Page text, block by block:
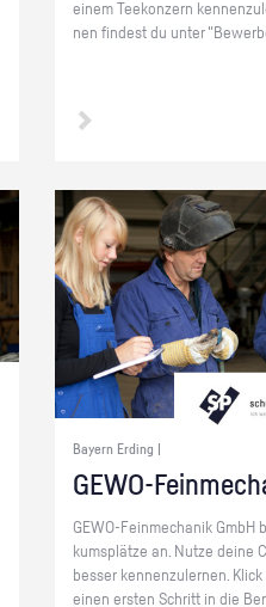
einem Tee­kon­zern
nen fin­dest du unter
Bayern Erding |
GE­WO-
GE­WO-Fein­me­cha­nik
kums­plät­ze an. Nutze deine
bes­ser ken­nen­zu­ler­nen.
einen ers­ten Schritt in die